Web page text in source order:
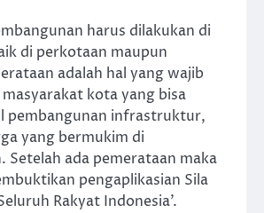
harus dilakukan di
di perkotaan maupun
adalah hal yang wajib
kota yang bisa
pembangunan infrastruktur,
yang bermukim di
Setelah ada pemerataan maka
pengaplikasian Sila
Rakyat Indonesia’.